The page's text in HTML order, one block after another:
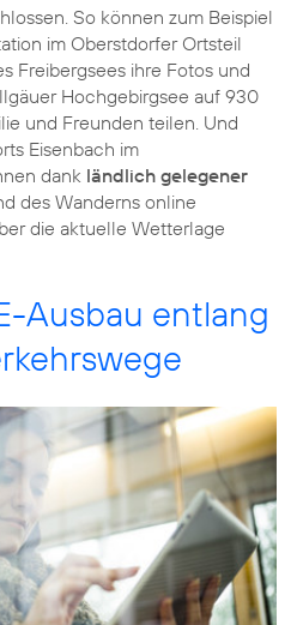
So können zum Beispiel
im Oberstdorfer Ortsteil
Freibergsees ihre Fotos und
Hochgebirgsee auf 930
und Freunden teilen. Und
Eisenbach im
dank ländlich gelegener
des Wanderns online
die aktuelle Wetterlage
Ausbau entlang